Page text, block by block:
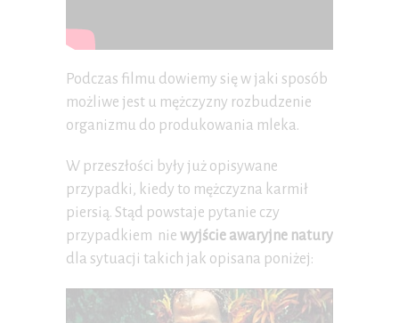
Podczas filmu dowiemy się w jaki sposób
możliwe jest u mężczyzny rozbudzenie
organizmu do produkowania mleka.
W przeszłości były już opisywane
przypadki, kiedy to mężczyzna karmił
piersią. Stąd powstaje pytanie czy
przypadkiem nie wyjście awaryjne natury
dla sytuacji takich jak opisana poniżej: